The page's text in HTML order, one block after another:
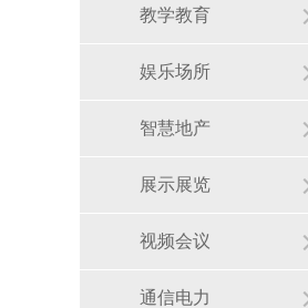
教学教育
娱乐场所
智慧地产
展示展览
视频会议
通信电力